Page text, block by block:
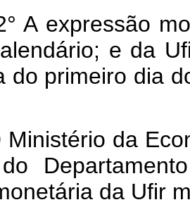
A expressão
e da
do primeiro dia
Ministério da
da Ufir